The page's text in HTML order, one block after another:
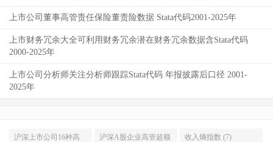
上市公司董事高管责任保险董责险数据 Stata代码2001-2025年
上市财务冗余大全可利用财务冗余潜在财务冗余数据含Stata代码
2000-2025年
上市公司分析师关注分析师跟踪Stata代码 年报披露后口径 2001-
2025年
沪深上市公司16种高 沪深A股企业高管超额 收入熵指数 (7)